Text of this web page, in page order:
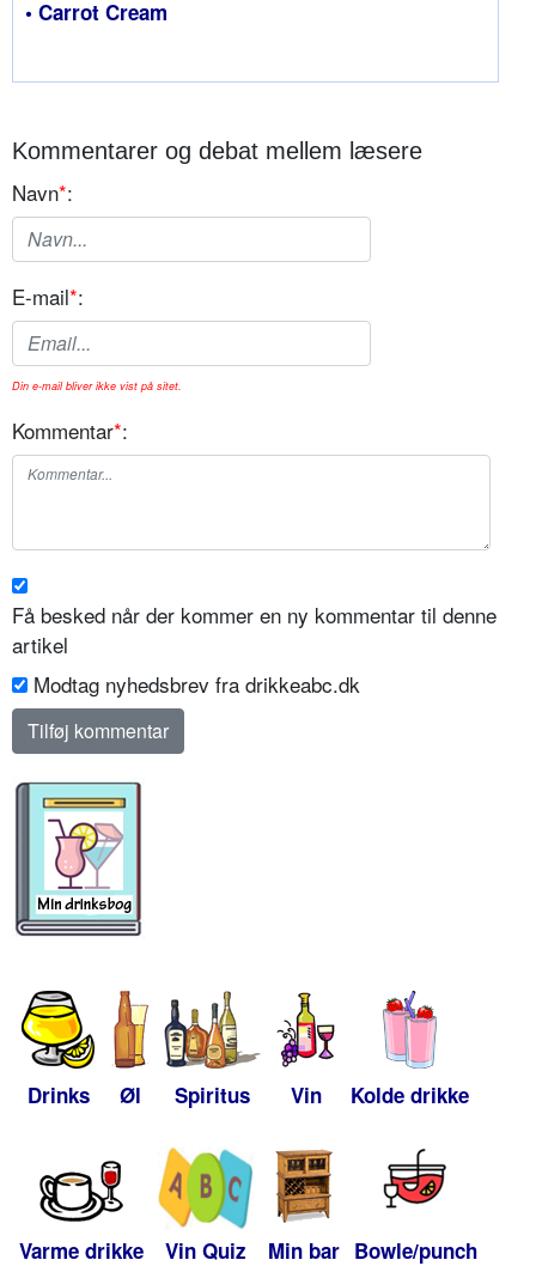
• Carrot Cream
Kommentarer og debat mellem læsere
Navn*:
E-mail*:
Din e-mail bliver ikke vist på sitet.
Kommentar*:
Få besked når der kommer en ny kommentar til denne
artikel
Modtag nyhedsbrev fra drikkeabc.dk
Drinks Øl Spiritus Vin Kolde drikke
Varme drikke Vin Quiz Min bar Bowle/punch